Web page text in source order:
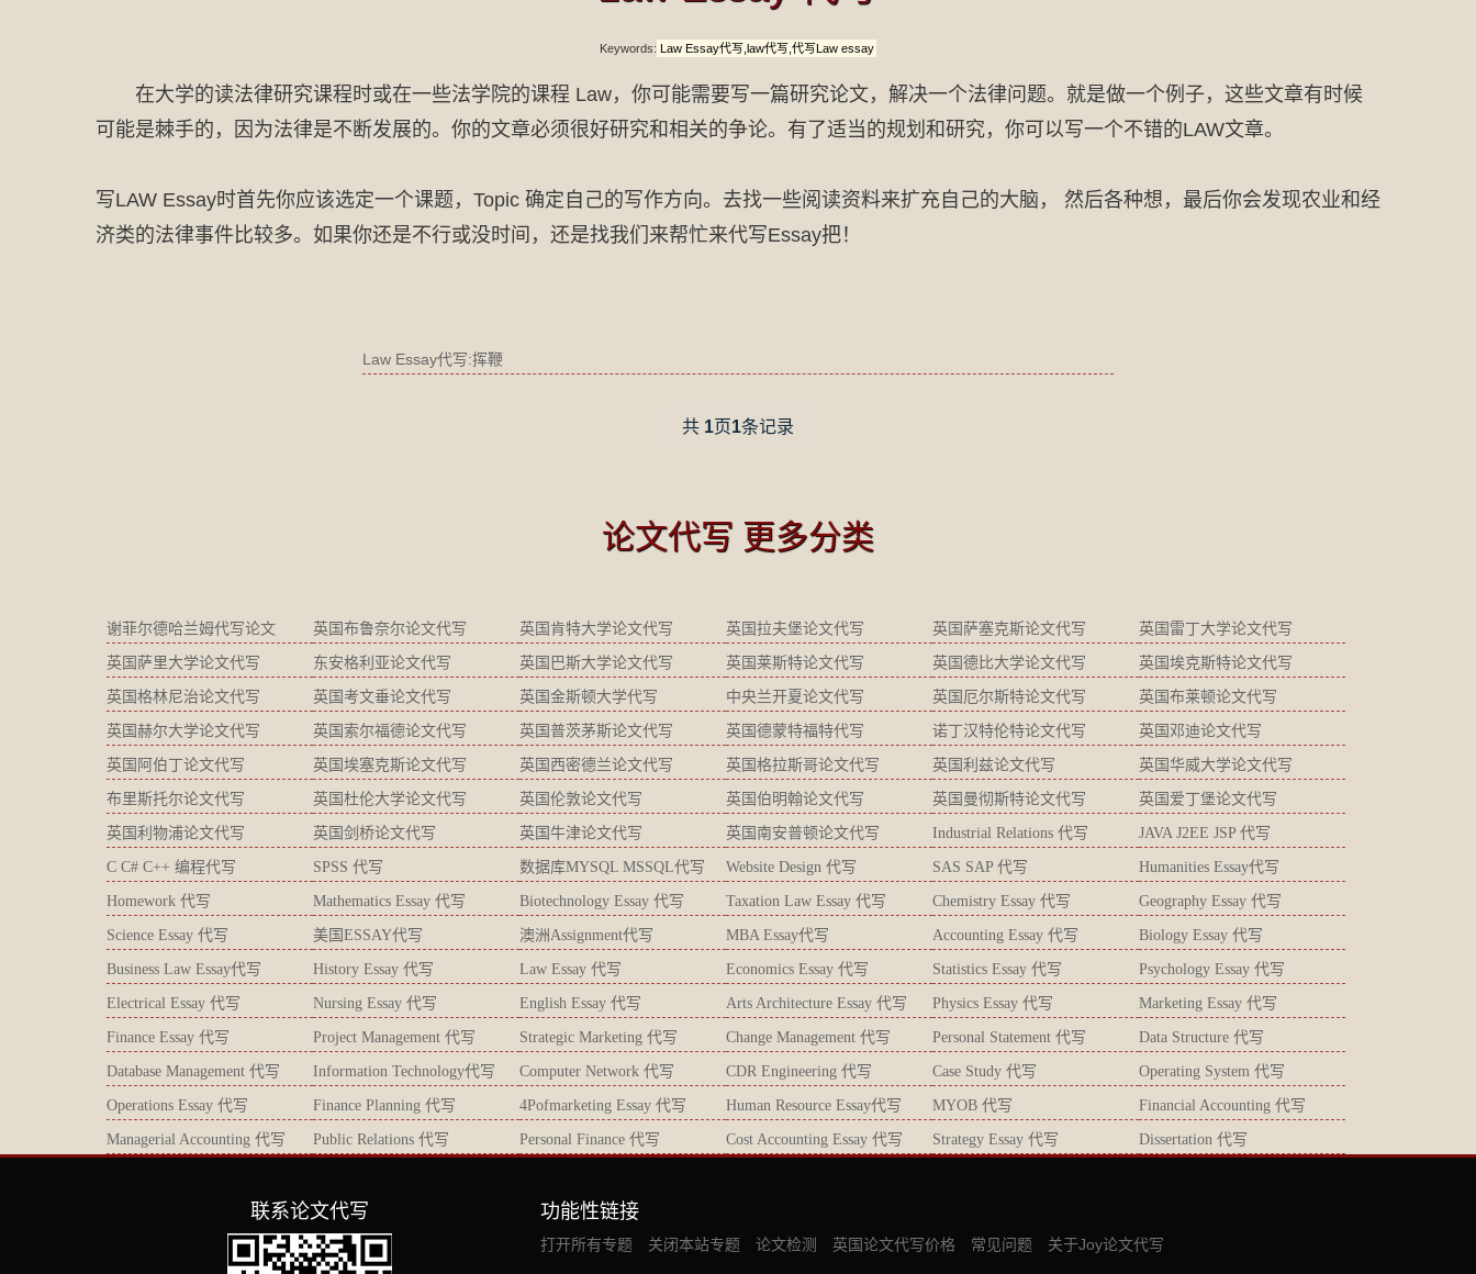
Keywords: Law Essay代写,law代写,代写Law essay
在大学的读法律研究课程时或在一些法学院的课程 Law，你可能需要写一篇研究论文，解决一个法律问题。就是做一个例子，这些文章有时候
可能是棘手的，因为法律是不断发展的。你的文章必须很好研究和相关的争论。有了适当的规划和研究，你可以写一个不错的LAW文章。
写LAW Essay时首先你应该选定一个课题，Topic 确定自己的写作方向。去找一些阅读资料来扩充自己的大脑， 然后各种想，最后你会发现农业和经
济类的法律事件比较多。如果你还是不行或没时间，还是找我们来帮忙来代写Essay把！
Law Essay代写:挥鞭
共 1页1条记录
论文代写 更多分类
谢菲尔德哈兰姆代写论文 英国布鲁奈尔论文代写 英国肯特大学论文代写 英国拉夫堡论文代写 英国萨塞克斯论文代写 英国雷丁大学论文代写
英国萨里大学论文代写 东安格利亚论文代写 英国巴斯大学论文代写 英国莱斯特论文代写 英国德比大学论文代写 英国埃克斯特论文代写
英国格林尼治论文代写 英国考文垂论文代写 英国金斯顿大学代写 中央兰开夏论文代写 英国厄尔斯特论文代写 英国布莱顿论文代写
英国赫尔大学论文代写 英国索尔福德论文代写 英国普茨茅斯论文代写 英国德蒙特福特代写 诺丁汉特伦特论文代写 英国邓迪论文代写
英国阿伯丁论文代写 英国埃塞克斯论文代写 英国西密德兰论文代写 英国格拉斯哥论文代写 英国利兹论文代写 英国华威大学论文代写
布里斯托尔论文代写 英国杜伦大学论文代写 英国伦敦论文代写 英国伯明翰论文代写 英国曼彻斯特论文代写 英国爱丁堡论文代写
英国利物浦论文代写 英国剑桥论文代写 英国牛津论文代写 英国南安普顿论文代写 Industrial Relations 代写 JAVA J2EE JSP 代写
C C# C++ 编程代写 SPSS 代写 数据库MYSQL MSSQL代写 Website Design 代写 SAS SAP 代写 Humanities Essay代写
Homework 代写 Mathematics Essay 代写 Biotechnology Essay 代写 Taxation Law Essay 代写 Chemistry Essay 代写 Geography Essay 代写
Science Essay 代写 美国ESSAY代写 澳洲Assignment代写 MBA Essay代写 Accounting Essay 代写 Biology Essay 代写
Business Law Essay代写 History Essay 代写 Law Essay 代写 Economics Essay 代写 Statistics Essay 代写 Psychology Essay 代写
Electrical Essay 代写 Nursing Essay 代写 English Essay 代写 Arts Architecture Essay 代写 Physics Essay 代写 Marketing Essay 代写
Finance Essay 代写 Project Management 代写 Strategic Marketing 代写 Change Management 代写 Personal Statement 代写 Data Structure 代写
Database Management 代写 Information Technology代写 Computer Network 代写 CDR Engineering 代写 Case Study 代写 Operating System 代写
Operations Essay 代写 Finance Planning 代写 4Pofmarketing Essay 代写 Human Resource Essay代写 MYOB 代写 Financial Accounting 代写
Managerial Accounting 代写 Public Relations 代写 Personal Finance 代写 Cost Accounting Essay 代写 Strategy Essay 代写 Dissertation 代写
联系论文代写 功能性链接
打开所有专题 关闭本站专题 论文检测 英国论文代写价格 常见问题 关于Joy论文代写